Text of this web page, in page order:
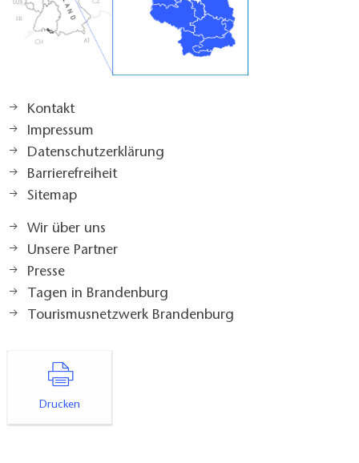
Kontakt
Impressum
Datenschutzerklärung
Barrierefreiheit
Sitemap
Wir über uns
Unsere Partner
Presse
Tagen in Brandenburg
Tourismusnetzwerk Brandenburg
Drucken